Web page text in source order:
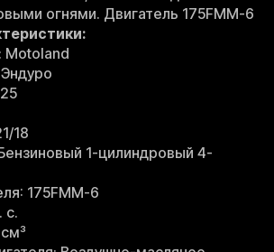
огнями. Двигатель 175FMM-6
Motoland
18
1-цилиндровый 4-
175FMM-6
с.